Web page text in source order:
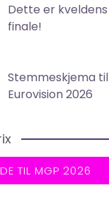
Dette er kveldens
finale!
Stemmeskjema til
Eurovision 2026
TIL MGP 2026